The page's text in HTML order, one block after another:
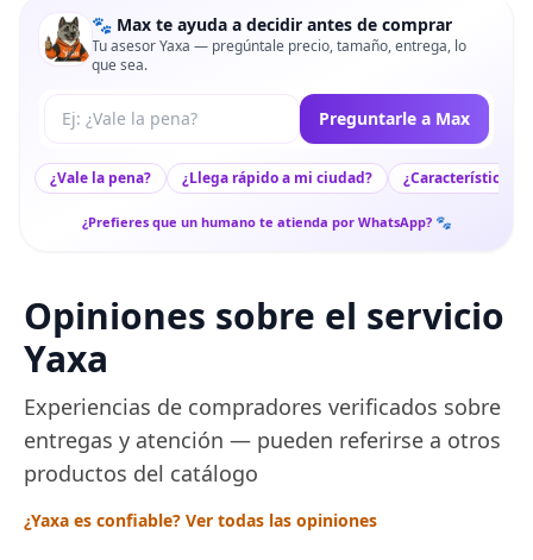
🐾 Max te ayuda a decidir antes de comprar
Tu asesor Yaxa — pregúntale precio, tamaño, entrega, lo
que sea.
Tu pregunta a Max Preguntarle a Max
¿Vale la pena? ¿Llega rápido a mi ciudad? ¿Características
¿Prefieres que un humano te atienda por WhatsApp? 🐾
Opiniones sobre el servicio
Yaxa
Experiencias de compradores verificados sobre
entregas y atención — pueden referirse a otros
productos del catálogo
¿Yaxa es confiable? Ver todas las opiniones